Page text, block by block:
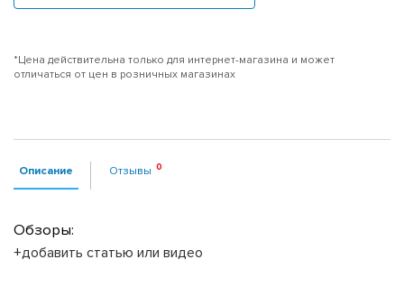
*Цена действительна только для интернет-магазина и может
отличаться от цен в розничных магазинах
Описание Отзывы
Обзоры:
+добавить статью или видео